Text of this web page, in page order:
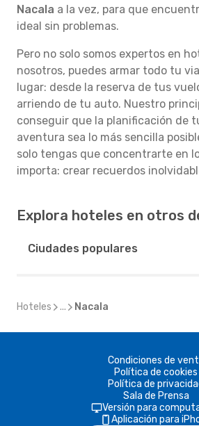
Nacala a la vez, para que
ideal sin problemas.
Pero no solo somos expertos en
nosotros, puedes armar todo tu
lugar: desde la reserva de tus
arriendo de tu auto. Nuestro
conseguir que la planificación de
aventura sea lo más sencilla
solo tengas que concentrarte en
importa: crear recuerdos
Explora hoteles en otros
Ciudades populares
Hoteles ... Nacala
Condiciones de
Política de cookies
Política de
Sala de Prensa
Versión para
Aplicación para